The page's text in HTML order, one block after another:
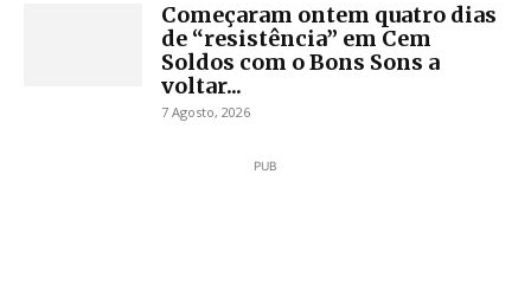
Começaram ontem quatro dias
de “resistência” em Cem
Soldos com o Bons Sons a
voltar...
7 Agosto, 2026
PUB